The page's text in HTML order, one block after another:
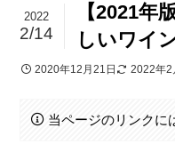
【2021年
しいワイ
2022
2/14
2020年12月21日 2022年2
当ページのリンクに